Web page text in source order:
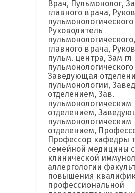
Врач, Пульмонолог,
главного врача,
Руководитель
главного врача,
пульм. центра, Зам гл
Заведующая
пульмонологии,
отделением, Зав.
пульмонологическим
отделением,
пульмонологическим
отделением,
Профессор кафедры
семейной медицины
клинической
аллергологии
повышения
профессиональной